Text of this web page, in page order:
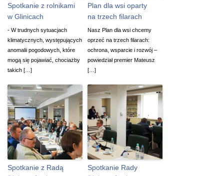
Spotkanie z rolnikami
w Glinicach
- W trudnych sytuacjach
klimatycznych, występujących
anomalii pogodowych, które
mogą się pojawiać, chociażby
takich […]
Plan dla wsi oparty
na trzech filarach
Nasz Plan dla wsi chcemy
oprzeć na trzech filarach:
ochrona, wsparcie i rozwój –
powiedział premier Mateusz
[…]
Spotkanie z Radą
Spotkanie Rady